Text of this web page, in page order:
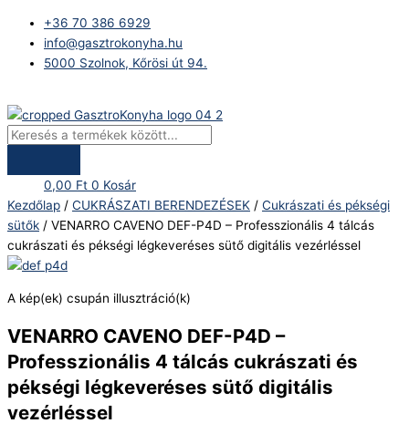
content
+36 70 386 6929
info@gasztrokonyha.hu
5000 Szolnok, Kőrösi út 94.
search
0,00 Ft 0 Kosár
Kezdőlap / CUKRÁSZATI BERENDEZÉSEK / Cukrászati és pékségi
sütők / VENARRO CAVENO DEF-P4D – Professzionális 4 tálcás
cukrászati és pékségi légkeveréses sütő digitális vezérléssel
A kép(ek) csupán illusztráció(k)
VENARRO CAVENO DEF-P4D –
Professzionális 4 tálcás cukrászati és
pékségi légkeveréses sütő digitális
vezérléssel
CAVENO
DEF-
P4D
Professzionális
4
tálcás
pékségi
légkeveréses
sütő
digitális
vezérléssel
mennyiség